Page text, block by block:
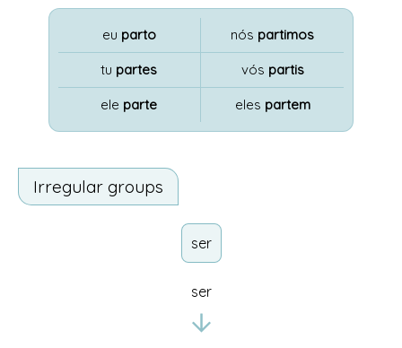
eu parto
tu partes
ele parte
nós partimos
vós partis
eles partem
Irregular groups
ser
ser